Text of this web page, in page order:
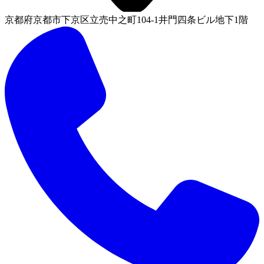
京都府京都市下京区立売中之町104-1井門四条ビル地下1階